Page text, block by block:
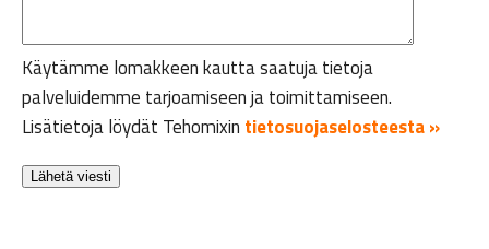
Käytämme lomakkeen kautta saatuja tietoja
palveluidemme tarjoamiseen ja toimittamiseen.
Lisätietoja löydät Tehomixin tietosuojaselosteesta »